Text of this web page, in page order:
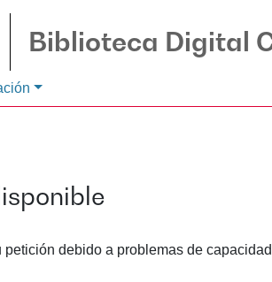
Biblioteca Digital
petición debido a problemas de